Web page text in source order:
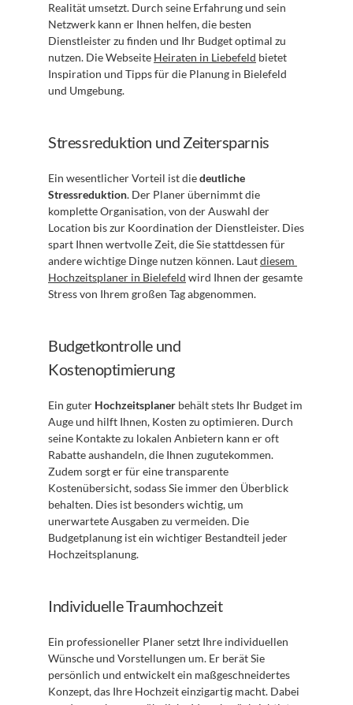
Realität umsetzt. Durch seine Erfahrung und sein
Netzwerk kann er Ihnen helfen, die besten
Dienstleister zu finden und Ihr Budget optimal zu
nutzen. Die Webseite Heiraten in Liebefeld bietet
Inspiration und Tipps für die Planung in Bielefeld
und Umgebung.
Stressreduktion und Zeitersparnis
Ein wesentlicher Vorteil ist die deutliche
Stressreduktion. Der Planer übernimmt die
komplette Organisation, von der Auswahl der
Location bis zur Koordination der Dienstleister. Dies
spart Ihnen wertvolle Zeit, die Sie stattdessen für
andere wichtige Dinge nutzen können. Laut diesem
Hochzeitsplaner in Bielefeld wird Ihnen der gesamte
Stress von Ihrem großen Tag abgenommen.
Budgetkontrolle und
Kostenoptimierung
Ein guter Hochzeitsplaner behält stets Ihr Budget im
Auge und hilft Ihnen, Kosten zu optimieren. Durch
seine Kontakte zu lokalen Anbietern kann er oft
Rabatte aushandeln, die Ihnen zugutekommen.
Zudem sorgt er für eine transparente
Kostenübersicht, sodass Sie immer den Überblick
behalten. Dies ist besonders wichtig, um
unerwartete Ausgaben zu vermeiden. Die
Budgetplanung ist ein wichtiger Bestandteil jeder
Hochzeitsplanung.
Individuelle Traumhochzeit
Ein professioneller Planer setzt Ihre individuellen
Wünsche und Vorstellungen um. Er berät Sie
persönlich und entwickelt ein maßgeschneidertes
Konzept, das Ihre Hochzeit einzigartig macht. Dabei